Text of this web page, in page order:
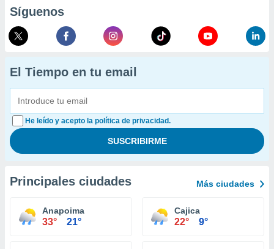
Síguenos
El Tiempo en tu email
He leído y acepto la política de privacidad.
Principales ciudades Más ciudades
Anapoima
33° 21°
Cajica
22° 9°